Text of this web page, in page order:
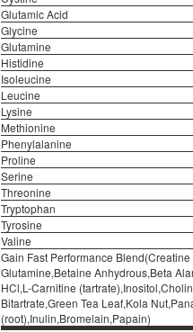
Glutamic Acid
Glycine
Glutamine
Histidine
Isoleucine
Leucine
Lysine
Methionine
Phenylalanine
Proline
Serine
Threonine
Tryptophan
Tyrosine
Valine
Gain Fast Performance
Glutamine,Betaine Anhydrous,Beta
HCl,L-Carnitine
Bitartrate,Green Tea Leaf,Kola
(root),Inulin,Bromelain,Papain)